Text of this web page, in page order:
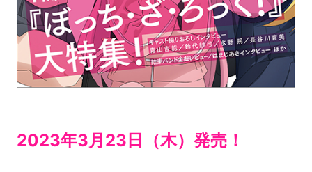
2023年3月23日（木）発売！